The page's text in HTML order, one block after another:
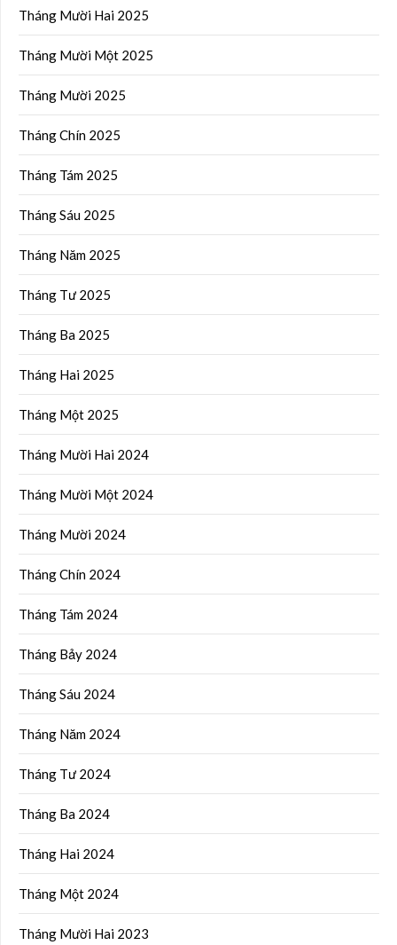
Tháng Mười Hai 2025
Tháng Mười Một 2025
Tháng Mười 2025
Tháng Chín 2025
Tháng Tám 2025
Tháng Sáu 2025
Tháng Năm 2025
Tháng Tư 2025
Tháng Ba 2025
Tháng Hai 2025
Tháng Một 2025
Tháng Mười Hai 2024
Tháng Mười Một 2024
Tháng Mười 2024
Tháng Chín 2024
Tháng Tám 2024
Tháng Bảy 2024
Tháng Sáu 2024
Tháng Năm 2024
Tháng Tư 2024
Tháng Ba 2024
Tháng Hai 2024
Tháng Một 2024
Tháng Mười Hai 2023